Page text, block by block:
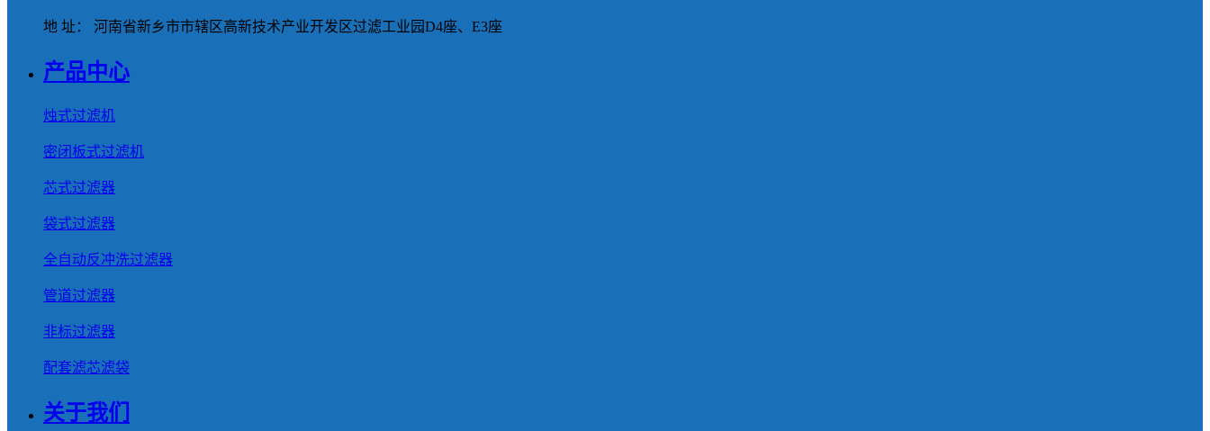
地 址： 河南省新乡市市辖区高新技术产业开发区过滤工业园D4座、E3座
产品中心
烛式过滤机
密闭板式过滤机
芯式过滤器
袋式过滤器
全自动反冲洗过滤器
管道过滤器
非标过滤器
配套滤芯滤袋
关于我们